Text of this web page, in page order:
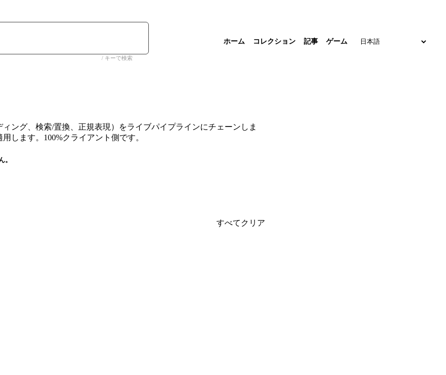
/ キーで検索
ホーム コレクション 記事 ゲーム
ング、検索/置換、正規表現）をライブパイプラインにチェーンしま
します。100%クライアント側です。
。
すべてクリア